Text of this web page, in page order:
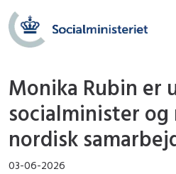
Monika Rubin
socialminister
nordisk
03-06-2026